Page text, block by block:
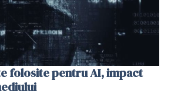
folosite pentru AI, impact